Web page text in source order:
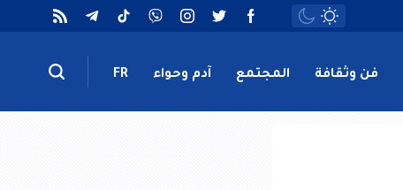
فن وثقافة المجتمع آدم وحواء FR